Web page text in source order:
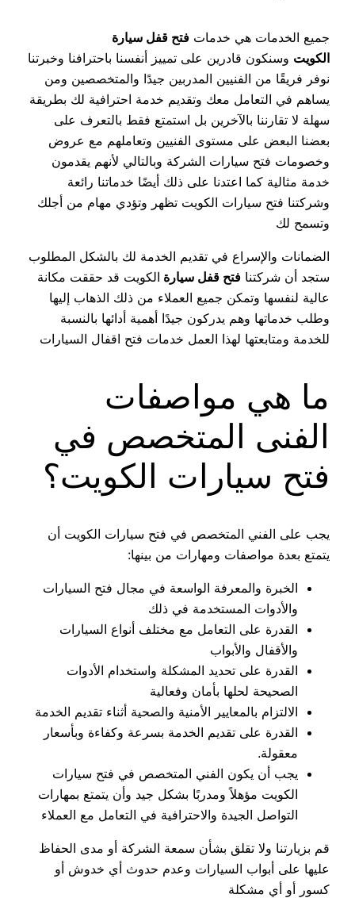
جميع الخدمات هي خدمات فتح قفل سيارة
الكويت وسنكون قادرين على تمييز أنفسنا باحترافنا وخبرتنا
نوفر فريقًا من الفنيين المدربين جيدًا والمتخصصين ومن
يساهم في التعامل معك وتقديم خدمة احترافية لك بطريقة
سهلة لا تقارننا بالآخرين بل استمتع فقط بالتعرف على
بعضنا البعض على مستوى الفنيين وتعاملهم مع عروض
وخصومات فتح سيارات الشركة وبالتالي لأنهم يقدمون
خدمة مثالية كما اعتدنا على ذلك أيضًا خدماتنا رائعة
وشركتنا فتح سيارات الكويت تظهر وتؤدي مهام من أجلك
وتسمح لك
الضمانات والإسراع في تقديم الخدمة لك بالشكل المطلوب
ستجد أن شركتنا فتح قفل سيارة الكويت قد حققت مكانة
عالية لنفسها وتمكن جميع العملاء من ذلك الذهاب إليها
وطلب خدماتها وهم يدركون جيدًا أهمية أدائها بالنسبة
للخدمة ومتابعتها لهذا العمل خدمات فتح اقفال السيارات
ما هي مواصفات
الفنى المتخصص في
فتح سيارات الكويت؟
يجب على الفني المتخصص في فتح سيارات الكويت أن
يتمتع بعدة مواصفات ومهارات من بينها:
الخبرة والمعرفة الواسعة في مجال فتح السيارات
والأدوات المستخدمة في ذلك
القدرة على التعامل مع مختلف أنواع السيارات
والأقفال والأبواب
القدرة على تحديد المشكلة واستخدام الأدوات
الصحيحة لحلها بأمان وفعالية
الالتزام بالمعايير الأمنية والصحية أثناء تقديم الخدمة
القدرة على تقديم الخدمة بسرعة وكفاءة وبأسعار
معقولة.
يجب أن يكون الفني المتخصص في فتح سيارات
الكويت مؤهلاً ومدربًا بشكل جيد وأن يتمتع بمهارات
التواصل الجيدة والاحترافية في التعامل مع العملاء
قم بزيارتنا ولا تقلق بشأن سمعة الشركة أو مدى الحفاظ
عليها على أبواب السيارات وعدم حدوث أي خدوش أو
كسور أو أي مشكلة